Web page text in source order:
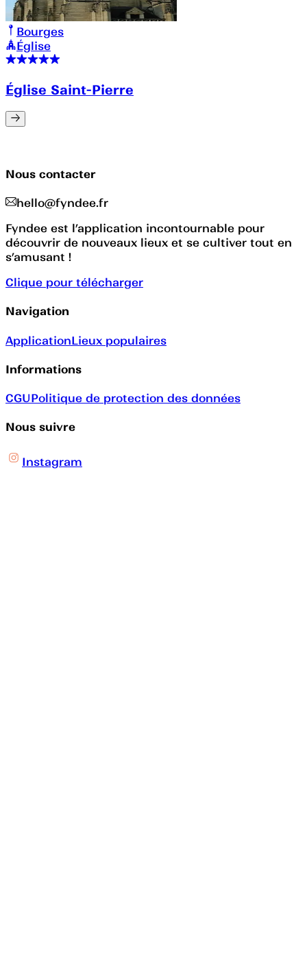
Bourges
Église
Église Saint-Pierre
Nous contacter
hello@fyndee.fr
Fyndee est l’application incontournable pour
découvrir de nouveaux lieux et se cultiver tout en
s’amusant !
Clique pour télécharger
Navigation
ApplicationLieux populaires
Informations
CGUPolitique de protection des données
Nous suivre
Instagram